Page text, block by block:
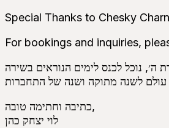
Special Thanks to Chesky
For bookings and inquiries,
‎כתיבה וחתימה טובה,
‎לוי יצחק כהן